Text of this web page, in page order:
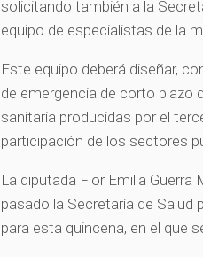
solicitando también a la
equipo de especialistas de la
Este equipo deberá diseñar,
de emergencia de corto plazo
sanitaria producidas por el
participación de los sectores
La diputada Flor Emilia
pasado la Secretaría de
para esta quincena, en el que